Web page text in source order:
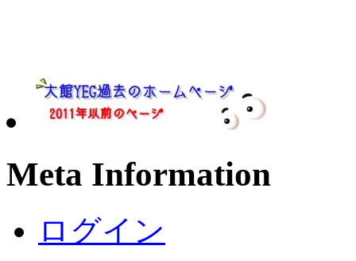
Meta Information
ログイン